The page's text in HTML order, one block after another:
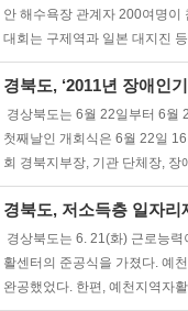
안 해수욕장 관계자 200여명이
대회는 구제역과 일본 대지진
경북도, ‘2011년 장애인
경상북도는 6월 22일부터 6월
첫째날인 개회식은 6월 22일
회 경북지부장, 기관 단체장,
경북도, 저소득층 일자리
경상북도는 6. 21(화) 근로능
활센터의 준공식을 가졌다. 예
완공했었다. 한편, 예천지역자